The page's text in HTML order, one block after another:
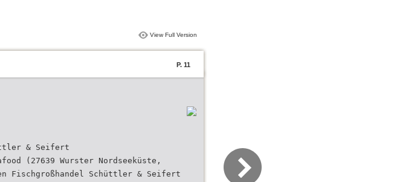
View Full Version
P. 11
& Seifert
(27639 Wurster Nordseeküste,
Fischgroßhandel Schüttler & Seifert